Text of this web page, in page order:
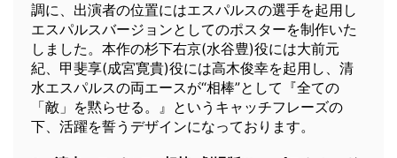
調に、出演者の位置にはエスパルスの選手を起用し
エスパルスバージョンとしてのポスターを制作いた
しました。本作の杉下右京(水谷豊)役には大前元
紀、甲斐享(成宮寛貴)役には高木俊幸を起用し、清
水エスパルスの両エースが“相棒”として『全ての
「敵」を黙らせる。』というキャッチフレーズの
下、活躍を誓うデザインになっております。